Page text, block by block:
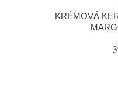
KRÉMOVÁ